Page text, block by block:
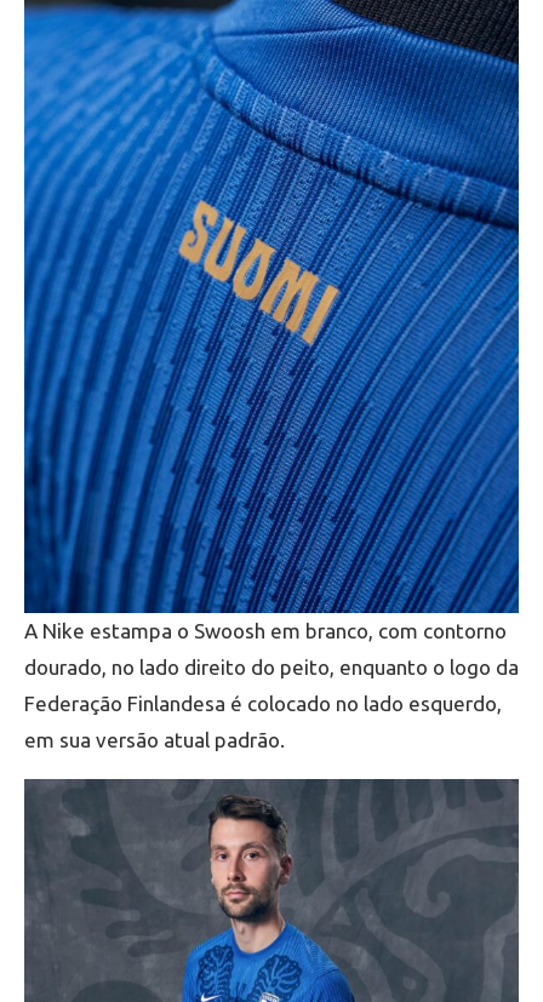
A Nike estampa o Swoosh em branco, com contorno
dourado, no lado direito do peito, enquanto o logo da
Federação Finlandesa é colocado no lado esquerdo,
em sua versão atual padrão.